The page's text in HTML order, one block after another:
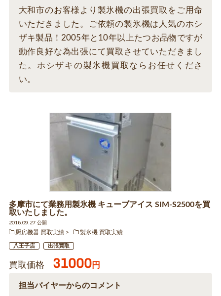
大和市のお客様より製氷機の出張買取をご用命
いただきました。ご依頼の製氷機は人気のホシ
ザキ製品！2005年と10年以上たつお品物ですが
動作良好な為出張にて買取させていただきまし
た。ホシザキの製氷機買取ならお任せくださ
い。
多摩市にて業務用製氷機 キューブアイス SIM-S2500を買
取いたしました。
2016.09.27 公開
厨房機器 買取実績
製氷機 買取実績
八王子店 出張買取
買取価格 31000円
担当バイヤーからのコメント